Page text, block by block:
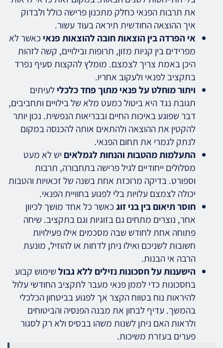
את תרבות הפנאי כחלק מתכנון פרישה כולל ולבדוק
איך ההוצאה החודשית תיראה בעוד עשור.
אי הפרדה בין הוצאות חובה להוצאות פנאי כאשר לא
מפרידים בין קניות מזון, תרופות ובילויים, קשה לזהות
היכן באמת צריך לצמצם. מומלץ להקצות סעיף נפרד
בתקציב לפנאי ולעקוב אחריו.
ויתור מוחלט על פנאי מתוך פחד כלכלילעיתים
תגובת נגד היא ביטול כמעט מלא של בילויים ותחביבים,
דבר שפוגע באיכות החיים ובבריאות הנפשית. נכון יותר
להקטין את ההוצאה ולהתאים אותה להכנסה במקום
לנתק לגמרי את תחום הפנאי.
התעלמות מהטבות והנחות לגמלאים יש לא מעט
מסלולים ייחודיים לגיל פרישה בתחבורה, תרבות
וספורט. בדיקה מרוכזת אחת בשנה של זכאויות והטבות
יכולה לצמצם עלויות בלי לפגוע בחוויית הפנאי.
חוסר תיאום בין בני זוגכאשר כל אחד מושך לכיוון
אחר, נוצרים מתחים גם בזוגיות וגם בתקציב. שיחה
פתוחה אחת לחודש שבה מסכמים אילו פעילויות
חשובות לשניכם ואילו ניתן לדחות או להוזיל, מונעת
הרבה אי הבנות.
הישענות על חסכונות נזילים ללא גבולשימוש קבוע
בחסכונות כדי לממן פנאי מעבר לתקציב החודשי עלול
להיראות נוח בטווח הקצר אך לפגוע בביטחון הכלכלי
בהמשך. עדיף לבחון את מבנה הפנסיה והביטוחים
ולראות האם ניתן לשנות משהו בבסיס ולא רק לסגור
פערים בעזרת משיכות.